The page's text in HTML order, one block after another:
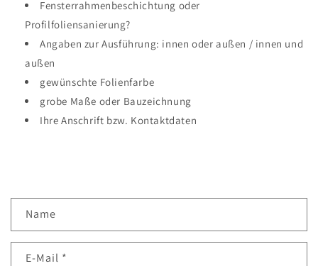
Fensterrahmenbeschichtung oder
Profilfoliensanierung?
Angaben zur Ausführung: innen oder außen / innen und
außen
gewünschte Folienfarbe
grobe Maße oder Bauzeichnung
Ihre Anschrift bzw. Kontaktdaten
n
Name
E-Mail *